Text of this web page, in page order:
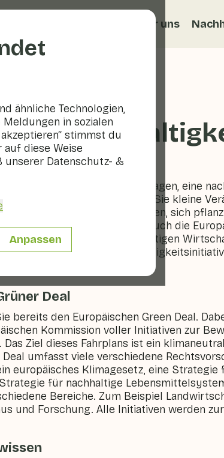
ähnliche Technologien,
in sozialen
stimmst du
diese Weise
unserer Datenschutz- &
Anpassen
Über uns
und
wir alle unseren Teil dazu beitragen, eine
bereits viel bewirken, indem Sie kleine
Lebensmittelabfälle reduzieren, sich
im Supermarkt achten. Auch die
Wandel hin zu einer nachhaltigen
einige europäische
Deal
bereits den Europäischen Green Deal.
Kommission voller Initiativen zur
Ziel dieses Fahrplans ist ein
Deal umfasst viele verschiedene
europäisches Klimagesetz, eine
für nachhaltige
Bereiche. Zum Beispiel
und Forschung. Alle Initiativen werden